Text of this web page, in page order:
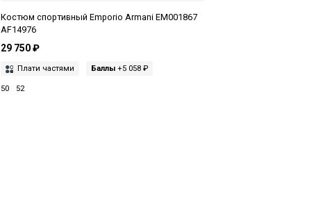
Костюм спортивный Emporio Armani EM001867
AF14976
29 750 ₽
Плати частями Баллы +5 058 ₽
50 52